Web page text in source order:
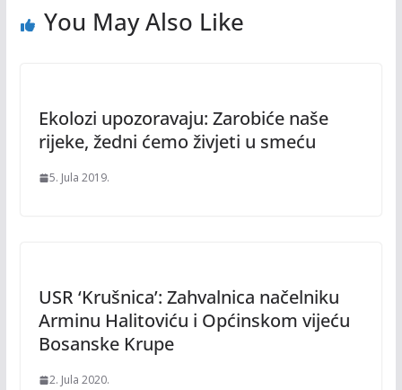
You May Also Like
Ekolozi upozoravaju: Zarobiće naše
rijeke, žedni ćemo živjeti u smeću
5. Jula 2019.
USR ‘Krušnica’: Zahvalnica načelniku
Arminu Halitoviću i Općinskom vijeću
Bosanske Krupe
2. Jula 2020.